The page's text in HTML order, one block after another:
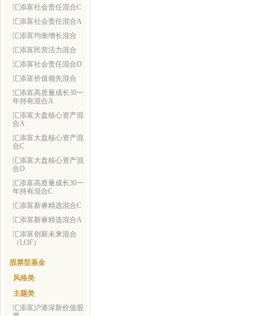
汇添富社会责任混合C
汇添富社会责任混合A
汇添富均衡增长混合
汇添富民营活力混合
汇添富社会责任混合D
汇添富价值领先混合
汇添富高质量成长30一
年持有混合A
汇添富大盘核心资产混
合A
汇添富大盘核心资产混
合C
汇添富大盘核心资产混
合D
汇添富高质量成长30一
年持有混合C
汇添富新睿精选混合C
汇添富新睿精选混合A
汇添富创新未来混合
（LOF）
股票型基金
风格类
主题类
汇添富沪港深新价值股